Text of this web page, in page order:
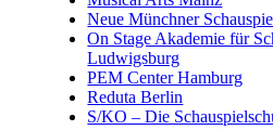
Neue Münchner
On Stage Akademie für
Ludwigsburg
PEM Center Hamburg
Reduta Berlin
S/KO – Die